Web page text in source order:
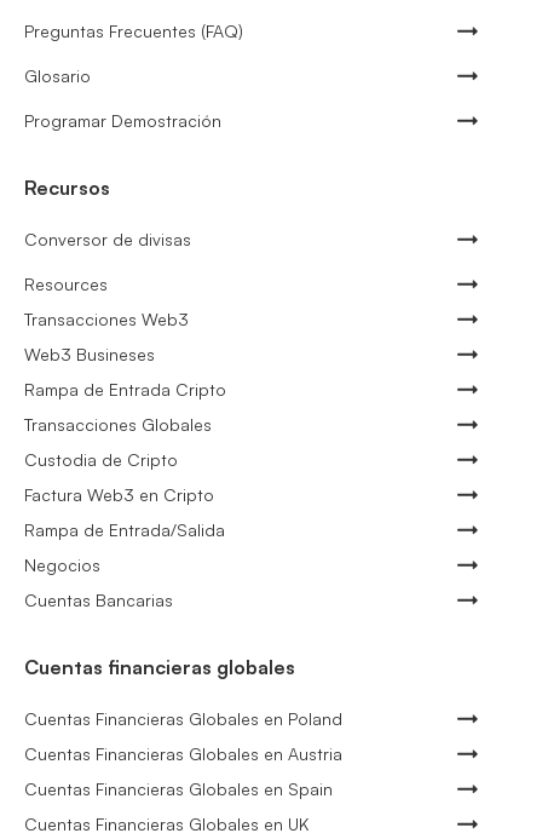
Preguntas Frecuentes (FAQ)
Glosario
Programar Demostración
Recursos
Conversor de divisas
Resources
Transacciones Web3
Web3 Busineses
Rampa de Entrada Cripto
Transacciones Globales
Custodia de Cripto
Factura Web3 en Cripto
Rampa de Entrada/Salida
Negocios
Cuentas Bancarias
Cuentas financieras globales
Cuentas Financieras Globales en Poland
Cuentas Financieras Globales en Austria
Cuentas Financieras Globales en Spain
Cuentas Financieras Globales en UK